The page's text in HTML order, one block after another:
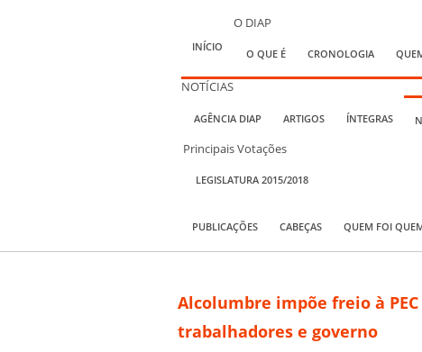
INÍCIO
O DIAP
O QUE É CRONOLOGIA
NOTÍCIAS
AGÊNCIA DIAP ARTIGOS ÍNTEGRAS
Principais Votações
LEGISLATURA 2015/2018
PUBLICAÇÕES CABEÇAS QUEM FOI
Alcolumbre impõe freio à
trabalhadores e governo